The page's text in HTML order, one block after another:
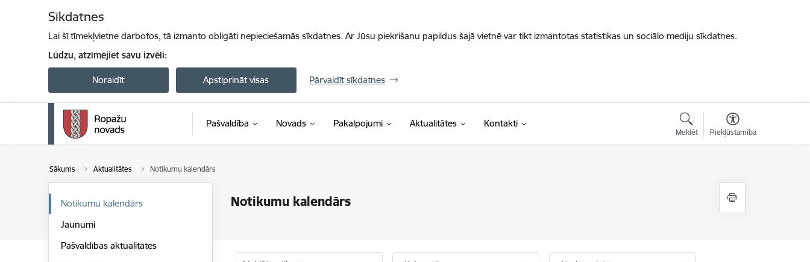
Sīkdatnes
Lai šī tīmekļvietne darbotos, tā izmanto obligāti nepieciešamās sīkdatnes. Ar Jūsu piekrišanu papildus šajā vietnē var tikt izmantotas statistikas un sociālo mediju sīkdatnes.
Lūdzu, atzīmējiet savu izvēli:
Noraidīt Apstiprināt visas Pārvaldīt sīkdatnes
Pašvaldība Novads Pakalpojumi Aktualitātes Kontakti
Meklēt Piekļūstamība
Sākums Aktualitātes Notikumu kalendārs
Notikumu kalendārs
Notikumu kalendārs
Jaunumi
Pašvaldības aktualitātes